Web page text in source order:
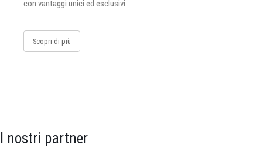
con vantaggi unici ed esclusivi.
Scopri di più
I nostri partner